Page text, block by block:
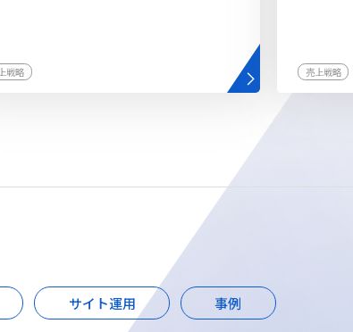
戦略 売上戦略
サイト運用 事例